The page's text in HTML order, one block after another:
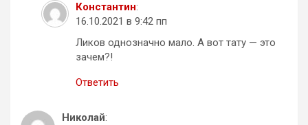
Константин:
16.10.2021 в 9:42 пп
Ликов однозначно мало. А вот тату — это
зачем?!
Ответить
Николай: